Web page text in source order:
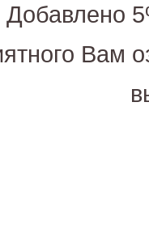
Добавлено
Вам